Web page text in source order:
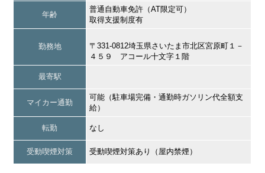
年齢
普通自動車免許（AT限定可）
取得支援制度有
勤務地
〒331-0812埼玉県さいたま市北区宮原町１－
４５９ アコール十文字１階
最寄駅
マイカー通勤
可能（駐車場完備・通勤時ガソリン代全額支
給）
転勤 なし
受動喫煙対策 受動喫煙対策あり（屋内禁煙）